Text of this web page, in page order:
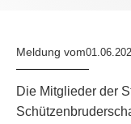
Meldung vom
Die Mitglieder der